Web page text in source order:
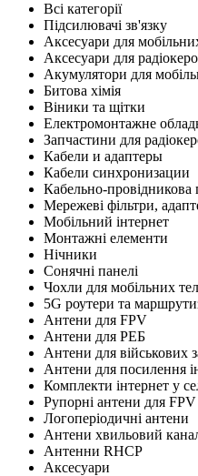
Всі категорії
Підсилювачі зв'язку
Аксесуари для
Аксесуари для
Акумулятори для
Битова хімія
Віники та щітки
Електромонтажне
Запчастини для
Кабели и адаптеры
Кабели синхронизации
Кабельно-провідникова
Мережеві фільтри,
Мобільний інтернет
Монтажні елементи
Нічники
Сонячні панелі
Чохли для мобільних
5G роутери та
Антени для FPV
Антени для РЕБ
Антени для військових
Антени для посилення
Комплекти інтернет у
Рупорні антени для FPV
Логоперіодичні антени
Антени хвильовий
Антенни RHCP
Аксесуари